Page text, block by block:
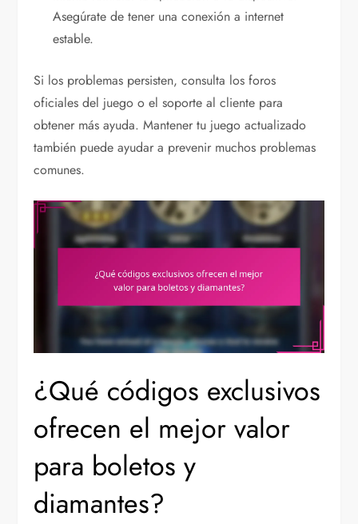
Asegúrate de tener una conexión a internet
estable.
Si los problemas persisten, consulta los foros
oficiales del juego o el soporte al cliente para
obtener más ayuda. Mantener tu juego actualizado
también puede ayudar a prevenir muchos problemas
comunes.
¿Qué códigos exclusivos
ofrecen el mejor valor
para boletos y
diamantes?